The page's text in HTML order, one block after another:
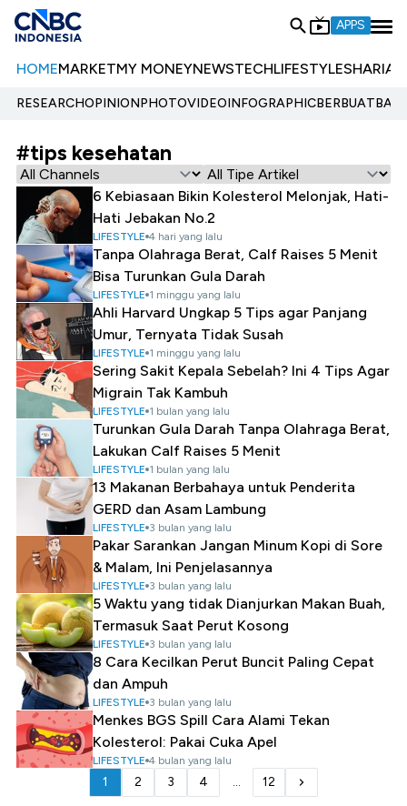
APPS
HOMEMARKETMY MONEYNEWSTECHLIFESTYLESHARIA
RESEARCHOPINIONPHOTOVIDEOINFOGRAPHIC
#tips kesehatan
6 Kebiasaan Bikin Kolesterol Melonjak, Hati-
Hati Jebakan No.2
LIFESTYLE 4 hari yang lalu
Tanpa Olahraga Berat, Calf Raises 5 Menit
Bisa Turunkan Gula Darah
LIFESTYLE 1 minggu yang lalu
Ahli Harvard Ungkap 5 Tips agar Panjang
Umur, Ternyata Tidak Susah
LIFESTYLE 1 minggu yang lalu
Sering Sakit Kepala Sebelah? Ini 4 Tips Agar
Migrain Tak Kambuh
LIFESTYLE 1 bulan yang lalu
Turunkan Gula Darah Tanpa Olahraga Berat,
Lakukan Calf Raises 5 Menit
LIFESTYLE 1 bulan yang lalu
13 Makanan Berbahaya untuk Penderita
GERD dan Asam Lambung
LIFESTYLE 3 bulan yang lalu
Pakar Sarankan Jangan Minum Kopi di Sore
& Malam, Ini Penjelasannya
LIFESTYLE 3 bulan yang lalu
5 Waktu yang tidak Dianjurkan Makan Buah,
Termasuk Saat Perut Kosong
LIFESTYLE 3 bulan yang lalu
8 Cara Kecilkan Perut Buncit Paling Cepat
dan Ampuh
LIFESTYLE 3 bulan yang lalu
Menkes BGS Spill Cara Alami Tekan
Kolesterol: Pakai Cuka Apel
LIFESTYLE 4 bulan yang lalu
1 2 3 4 ... 12